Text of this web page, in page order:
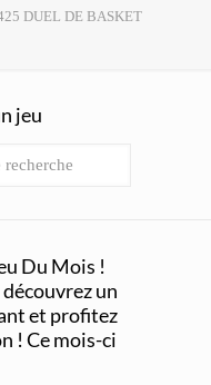
DUEL DE BASKET
jeu
Du Mois !
un
et profitez
! Ce mois-ci